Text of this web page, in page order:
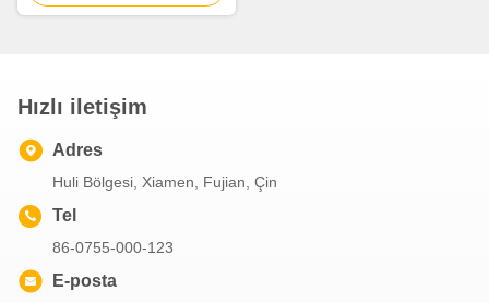
Kutusu
Hızlı iletişim
Adres
Huli Bölgesi, Xiamen, Fujian, Çin
Tel
86-0755-000-123
E-posta